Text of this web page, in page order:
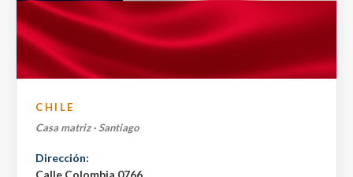
CHILE
Casa matriz · Santiago
Dirección:
Calle Colombia 0766